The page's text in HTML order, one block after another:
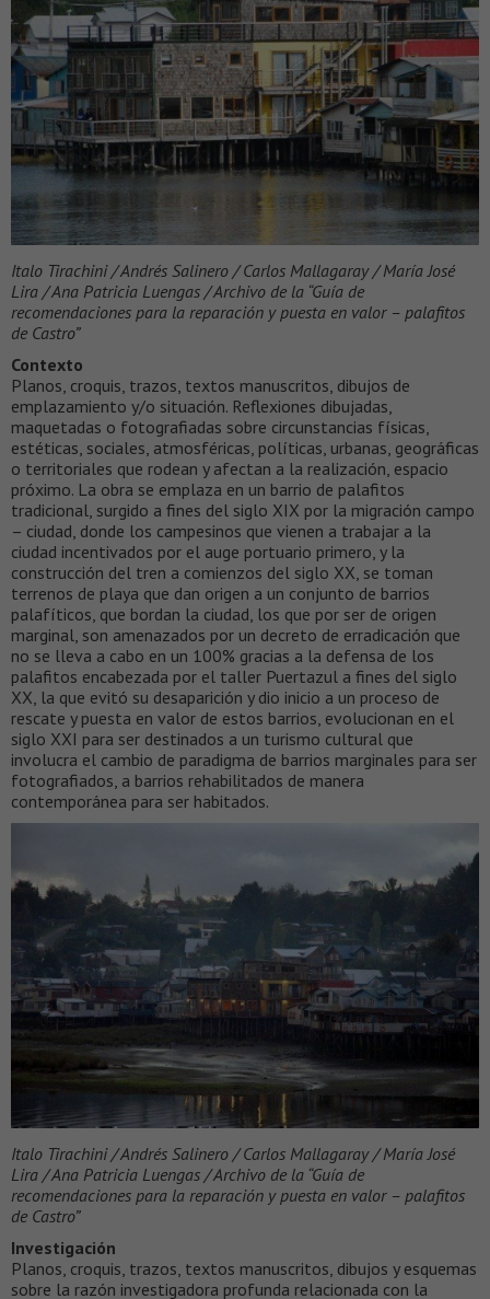
Italo Tirachini / Andrés Salinero / Carlos Mallagaray / María José
Lira / Ana Patricia Luengas / Archivo de la “Guía de
recomendaciones para la reparación y puesta en valor – palafitos
de Castro”
Contexto
Planos, croquis, trazos, textos manuscritos, dibujos de
emplazamiento y/o situación. Reflexiones dibujadas,
maquetadas o fotografiadas sobre circunstancias físicas,
estéticas, sociales, atmosféricas, políticas, urbanas, geográficas
o territoriales que rodean y afectan a la realización, espacio
próximo. La obra se emplaza en un barrio de palafitos
tradicional, surgido a fines del siglo XIX por la migración campo
– ciudad, donde los campesinos que vienen a trabajar a la
ciudad incentivados por el auge portuario primero, y la
construcción del tren a comienzos del siglo XX, se toman
terrenos de playa que dan origen a un conjunto de barrios
palafíticos, que bordan la ciudad, los que por ser de origen
marginal, son amenazados por un decreto de erradicación que
no se lleva a cabo en un 100% gracias a la defensa de los
palafitos encabezada por el taller Puertazul a fines del siglo
XX, la que evitó su desaparición y dio inicio a un proceso de
rescate y puesta en valor de estos barrios, evolucionan en el
siglo XXI para ser destinados a un turismo cultural que
involucra el cambio de paradigma de barrios marginales para ser
fotografiados, a barrios rehabilitados de manera
contemporánea para ser habitados.
Italo Tirachini / Andrés Salinero / Carlos Mallagaray / María José
Lira / Ana Patricia Luengas / Archivo de la “Guía de
recomendaciones para la reparación y puesta en valor – palafitos
de Castro”
Investigación
Planos, croquis, trazos, textos manuscritos, dibujos y esquemas
sobre la razón investigadora profunda relacionada con la